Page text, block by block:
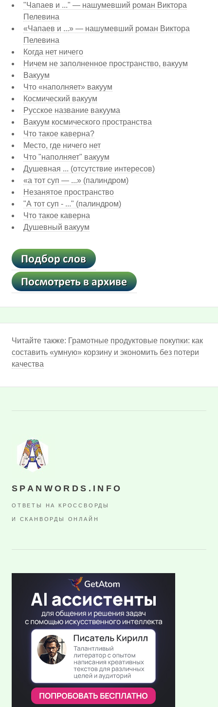
"Чапаев и ..." — нашумевший роман Виктора
Пелевина
«Чапаев и ...» — нашумевший роман Виктора
Пелевина
Когда нет ничего
Ничем не заполненное пространство, вакуум
Вакуум
Что «наполняет» вакуум
Космический вакуум
Русское название вакуума
Вакуум космического пространства
Что такое каверна?
Место, где ничего нет
Что "наполняет" вакуум
Душевная ... (отсутствие интересов)
«а тот суп — ...» (палиндром)
Незанятое пространство
"А тот суп - ..." (палиндром)
Что такое каверна
Душевный вакуум
Читайте также: Грамотные продуктовые покупки: как
составить «умную» корзину и экономить без потери
качества
SPANWORDS.INFO
ОТВЕТЫ НА КРОССВОРДЫ
И СКАНВОРДЫ ОНЛАЙН